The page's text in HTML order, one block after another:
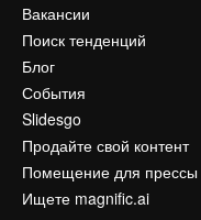
Вакансии
Поиск тенденций
Блог
События
Slidesgo
Продайте свой контент
Помещение для прессы
Ищете magnific.ai